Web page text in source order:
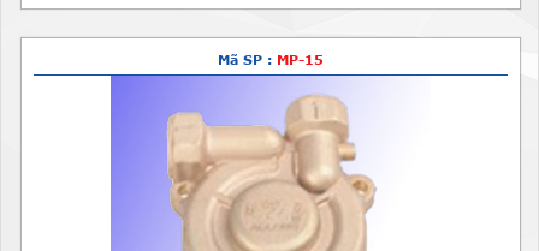
Mã SP : MP-15